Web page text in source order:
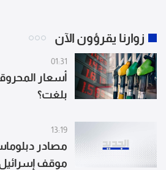
زوارنا يقرؤون الآن
01:31
أسعار
بلغت؟
13:19
مصادر
موقف